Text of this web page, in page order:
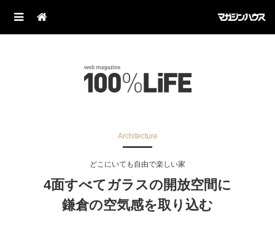
Architecture
どこにいても自由で楽しい家
4面すべてガラスの開放空間に
鎌倉の空気感を取り込む